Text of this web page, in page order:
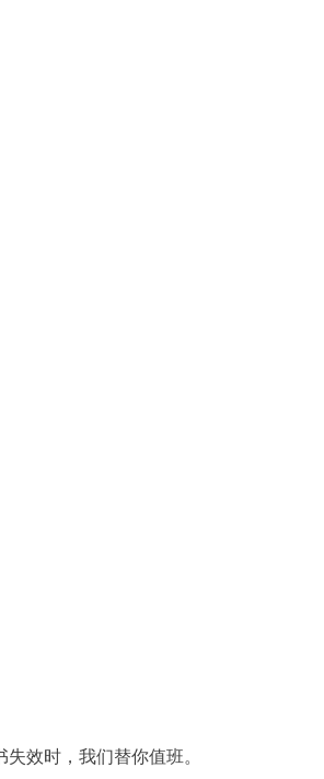
效时，我们替你值班。